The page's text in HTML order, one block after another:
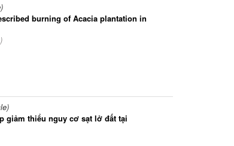
burning of Acacia plantation in
)
giảm thiểu nguy cơ sạt lở đất tại